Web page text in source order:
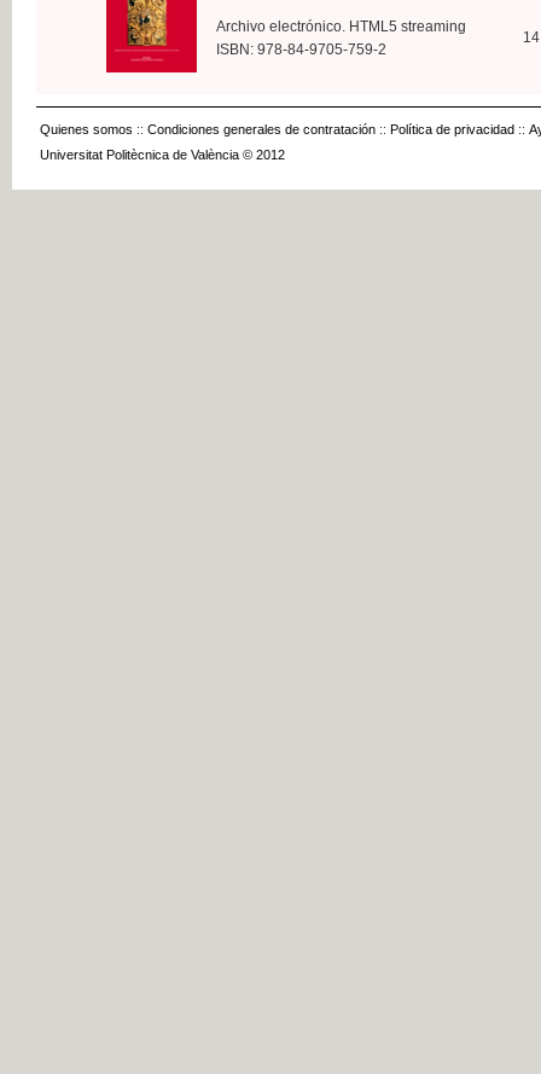
Archivo electrónico. HTML5 streaming
ISBN: 978-84-9705-759-2
Quienes somos :: Condiciones generales de contratación :: Política de privacidad ::
Universitat Politècnica de València © 2012